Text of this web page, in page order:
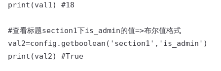
print(val1) #18
#查看标题section1下is_admin的值=>布尔值格式
val2=config.getboolean('section1','is_admin')
print(val2) #True